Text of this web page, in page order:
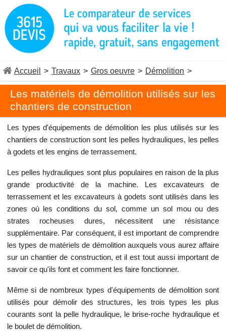
Accueil > Travaux > Gros oeuvre > Démolition >
Les matériels de démolition utilisés sur les
chantiers de construction
Les types d'équipements de démolition les plus utilisés sur les
chantiers de construction sont les pelles hydrauliques, les pelles
à godets et les engins de terrassement.
Les pelles hydrauliques sont plus populaires en raison de la plus
grande productivité de la machine. Les excavateurs de
terrassement et les excavateurs à godets sont utilisés dans les
zones où les conditions du sol, comme un sol mou ou des
strates rocheuses dures, nécessitent une résistance
supplémentaire. Par conséquent, il est important de comprendre
les types de matériels de démolition auxquels vous aurez affaire
sur un chantier de construction, et il est tout aussi important de
savoir ce qu'ils font et comment les faire fonctionner.
Même si de nombreux types d'équipements de démolition sont
utilisés pour démolir des structures, les trois types les plus
courants sont la pelle hydraulique, le brise-roche hydraulique et
le boulet de démolition.